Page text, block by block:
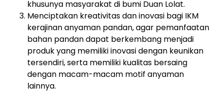
khusunya masyarakat di bumi Duan Lolat.
Menciptakan kreativitas dan inovasi bagi IKM
kerajinan anyaman pandan, agar pemanfaatan
bahan pandan dapat berkembang menjadi
produk yang memiliki inovasi dengan keunikan
tersendiri, serta memiliki kualitas bersaing
dengan macam-macam motif anyaman
lainnya.